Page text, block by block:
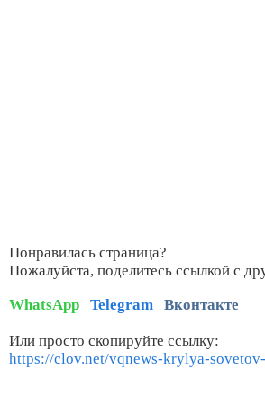
Понравилась страница?
Пожалуйста, поделитесь ссылкой с
WhatsApp
Telegram Вконтакте
Или просто скопируйте ссылку:
https://clov.net/vqnews-krylya-